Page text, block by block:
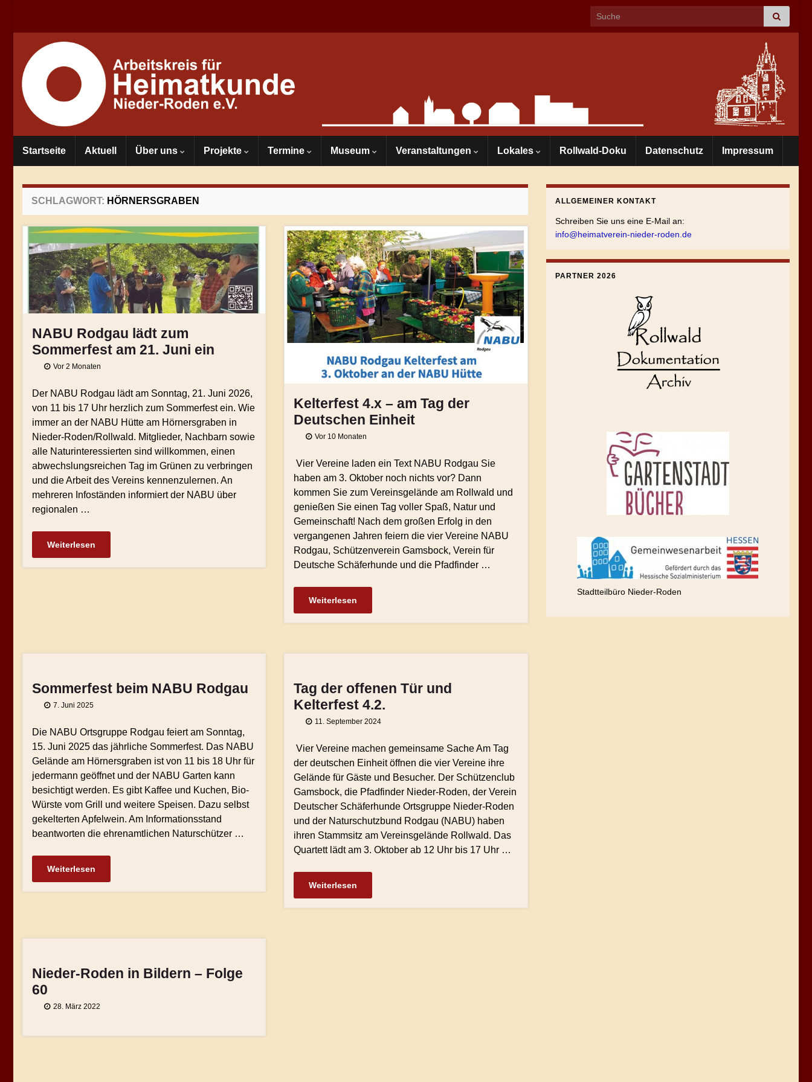
Search for:
Startseite Aktuell Über uns Projekte Termine Museum Veranstaltungen Lokales Rollwald-Doku Datenschutz Impressum
SCHLAGWORT: HÖRNERSGRABEN
NABU Rodgau lädt zum
Sommerfest am 21. Juni ein
Vor 2 Monaten
Der NABU Rodgau lädt am Sonntag, 21. Juni 2026,
von 11 bis 17 Uhr herzlich zum Sommerfest ein. Wie
immer an der NABU Hütte am Hörnersgraben in
Nieder-Roden/Rollwald. Mitglieder, Nachbarn sowie
alle Naturinteressierten sind willkommen, einen
abwechslungsreichen Tag im Grünen zu verbringen
und die Arbeit des Vereins kennenzulernen. An
mehreren Infoständen informiert der NABU über
regionalen …
Weiterlesen
Kelterfest 4.x – am Tag der
Deutschen Einheit
Vor 10 Monaten
Vier Vereine laden ein Text NABU Rodgau Sie
haben am 3. Oktober noch nichts vor? Dann
kommen Sie zum Vereinsgelände am Rollwald und
genießen Sie einen Tag voller Spaß, Natur und
Gemeinschaft! Nach dem großen Erfolg in den
vergangenen Jahren feiern die vier Vereine NABU
Rodgau, Schützenverein Gamsbock, Verein für
Deutsche Schäferhunde und die Pfadfinder …
Weiterlesen
Sommerfest beim NABU Rodgau
7. Juni 2025
Die NABU Ortsgruppe Rodgau feiert am Sonntag,
15. Juni 2025 das jährliche Sommerfest. Das NABU
Gelände am Hörnersgraben ist von 11 bis 18 Uhr für
jedermann geöffnet und der NABU Garten kann
besichtigt werden. Es gibt Kaffee und Kuchen, Bio-
Würste vom Grill und weitere Speisen. Dazu selbst
gekelterten Apfelwein. Am Informationsstand
beantworten die ehrenamtlichen Naturschützer …
Weiterlesen
Tag der offenen Tür und
Kelterfest 4.2.
11. September 2024
Vier Vereine machen gemeinsame Sache Am Tag
der deutschen Einheit öffnen die vier Vereine ihre
Gelände für Gäste und Besucher. Der Schützenclub
Gamsbock, die Pfadfinder Nieder-Roden, der Verein
Deutscher Schäferhunde Ortsgruppe Nieder-Roden
und der Naturschutzbund Rodgau (NABU) haben
ihren Stammsitz am Vereinsgelände Rollwald. Das
Quartett lädt am 3. Oktober ab 12 Uhr bis 17 Uhr …
Weiterlesen
Nieder-Roden in Bildern – Folge
60
28. März 2022
ALLGEMEINER KONTAKT
Schreiben Sie uns eine E-Mail an:
info@heimatverein-nieder-roden.de
PARTNER 2026
Stadtteilbüro Nieder-Roden